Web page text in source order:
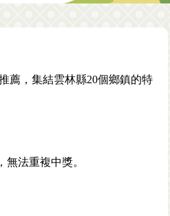
薦，集結雲林縣20個鄉鎮的特
法重複中獎。